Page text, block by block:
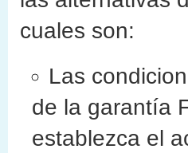
cuales son:
Las
de la garantía
establezca el